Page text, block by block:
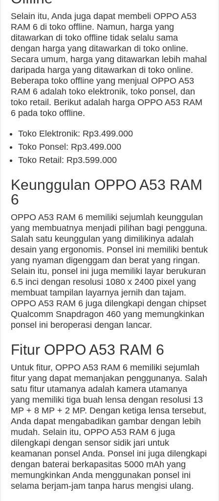
Selain itu, Anda juga dapat membeli OPPO A53
RAM 6 di toko offline. Namun, harga yang
ditawarkan di toko offline tidak selalu sama
dengan harga yang ditawarkan di toko online.
Secara umum, harga yang ditawarkan lebih mahal
daripada harga yang ditawarkan di toko online.
Beberapa toko offline yang menjual OPPO A53
RAM 6 adalah toko elektronik, toko ponsel, dan
toko retail. Berikut adalah harga OPPO A53 RAM
6 pada toko offline.
Toko Elektronik: Rp3.499.000
Toko Ponsel: Rp3.499.000
Toko Retail: Rp3.599.000
Keunggulan OPPO A53 RAM
6
OPPO A53 RAM 6 memiliki sejumlah keunggulan
yang membuatnya menjadi pilihan bagi pengguna.
Salah satu keunggulan yang dimilikinya adalah
desain yang ergonomis. Ponsel ini memiliki bentuk
yang nyaman digenggam dan berat yang ringan.
Selain itu, ponsel ini juga memiliki layar berukuran
6.5 inci dengan resolusi 1080 x 2400 pixel yang
membuat tampilan layarnya jernih dan tajam.
OPPO A53 RAM 6 juga dilengkapi dengan chipset
Qualcomm Snapdragon 460 yang memungkinkan
ponsel ini beroperasi dengan lancar.
Fitur OPPO A53 RAM 6
Untuk fitur, OPPO A53 RAM 6 memiliki sejumlah
fitur yang dapat memanjakan penggunanya. Salah
satu fitur utamanya adalah kamera utamanya
yang memiliki tiga buah lensa dengan resolusi 13
MP + 8 MP + 2 MP. Dengan ketiga lensa tersebut,
Anda dapat mengabadikan gambar dengan lebih
mudah. Selain itu, OPPO A53 RAM 6 juga
dilengkapi dengan sensor sidik jari untuk
keamanan ponsel Anda. Ponsel ini juga dilengkapi
dengan baterai berkapasitas 5000 mAh yang
memungkinkan Anda menggunakan ponsel ini
selama berjam-jam tanpa harus mengisi ulang.